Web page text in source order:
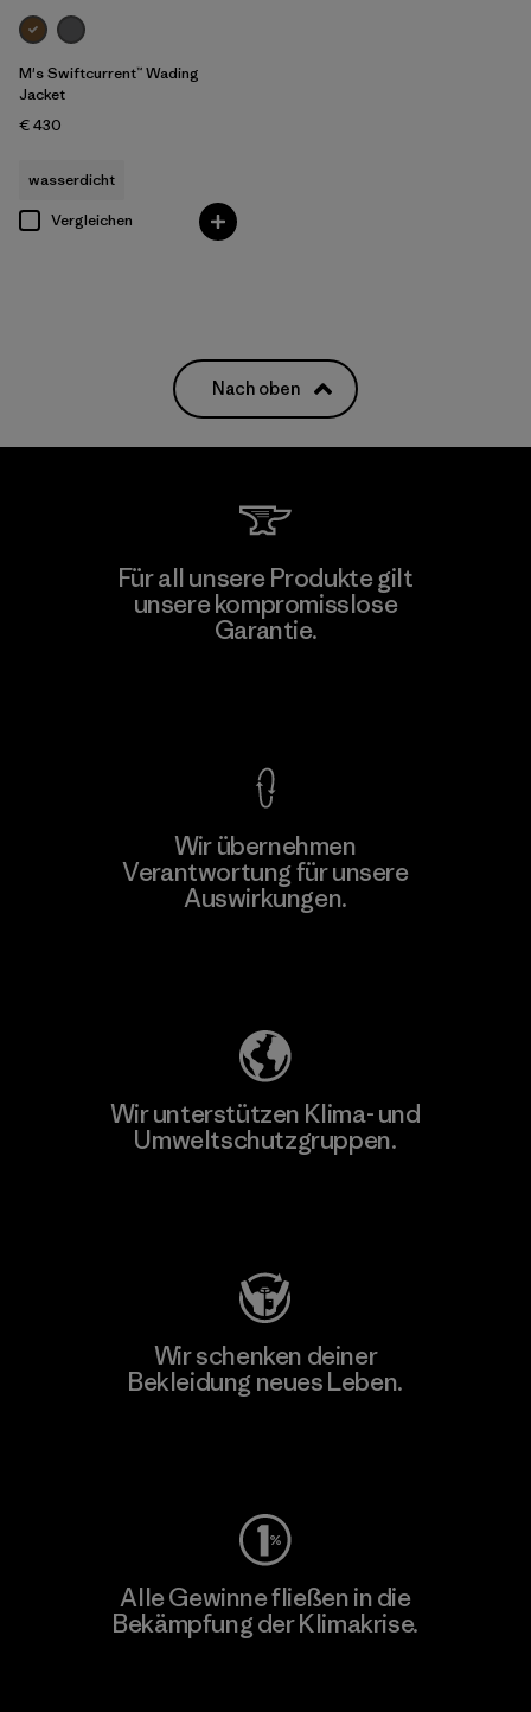
M's Swiftcurrent™ Wading
Jacket
€ 430
wasserdicht
Vergleichen
Nach oben
Für all unsere Produkte gilt
unsere kompromisslose
Garantie.
Wir übernehmen
Verantwortung für unsere
Auswirkungen.
Wir unterstützen Klima- und
Umweltschutzgruppen.
Wir schenken deiner
Bekleidung neues Leben.
Alle Gewinne fließen in die
Bekämpfung der Klimakrise.